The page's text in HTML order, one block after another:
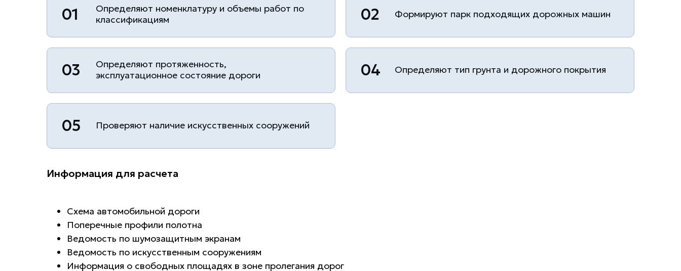
Проверяют наличие искусственных сооружений
05
Определяют тип грунта и дорожного покрытия
04
Определяют протяженность,
эксплуатационное состояние дороги
03
Формируют парк подходящих дорожных машин
02
Определяют номенклатуру и объемы работ по
классификациям
01
Информация для расчета
Схема автомобильной дороги
Поперечные профили полотна
Ведомость по шумозащитным экранам
Ведомость по искусственным сооружениям
Информация о свободных площадях в зоне пролегания дорог